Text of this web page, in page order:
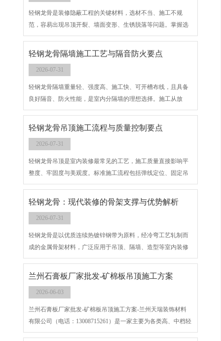
轻钢龙骨是装修隐蔽工程的关键材料，选材不当、施工不规
范，容易出现吊顶开裂、墙面变形、生锈脱落等问题。掌握选
材标准、验收要点与常见问题防治，才能保证工程质量。
轻钢龙骨隔墙施工工艺与隔音防火要点
2026-07-31
轻钢龙骨隔墙重量轻、强度高、施工快、可开槽布线，且具备
良好隔音、防火性能，是室内分隔墙的理想选择。施工从放
线、固定基座、立龙骨、加固、填充保温材料到封板，流程清
晰，工艺成熟。
轻钢龙骨吊顶施工流程与质量控制要点
2026-07-31
轻钢龙骨吊顶是室内装修最常见的工艺，施工质量直接影响平
整度、牢固度与美观度。标准施工流程包括弹线定位、固定吊
件、安装主龙骨、调平连接、安装副龙骨、封面板及验收，每
一步都需严格控制，避免开裂、脱落、不平整等问题。
轻钢龙骨：现代装修的骨架支撑与优势解析
2026-07-31
轻钢龙骨是以优质连续热镀锌钢带为原料，经冷弯工艺轧制而
成的金属骨架材料，广泛应用于吊顶、隔墙、造型等室内装修
工程，是替代传统木龙骨的主流建材。与木龙骨相比，轻钢龙
骨强度高、耐腐蚀、不易变形、防火防潮，成为现代工装与家
兰州石膏板厂家批发​-矿棉板吊顶施工方案
2026-06-03
兰州石膏板厂家批发​-矿棉板吊顶施工方案-兰州天瑞装饰材料
有限公司（电话：13008715261）是一家主要为各类高、中档轻
钢龙骨、烤漆龙骨、矿棉板、硅酸钙板等多种吊顶隔墙材料的